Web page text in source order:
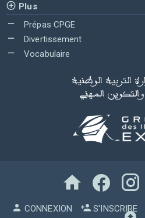
Plus
Prépas CPGE
Divertissement
Vocabulaire
CONNEXION S'INSCRIRE